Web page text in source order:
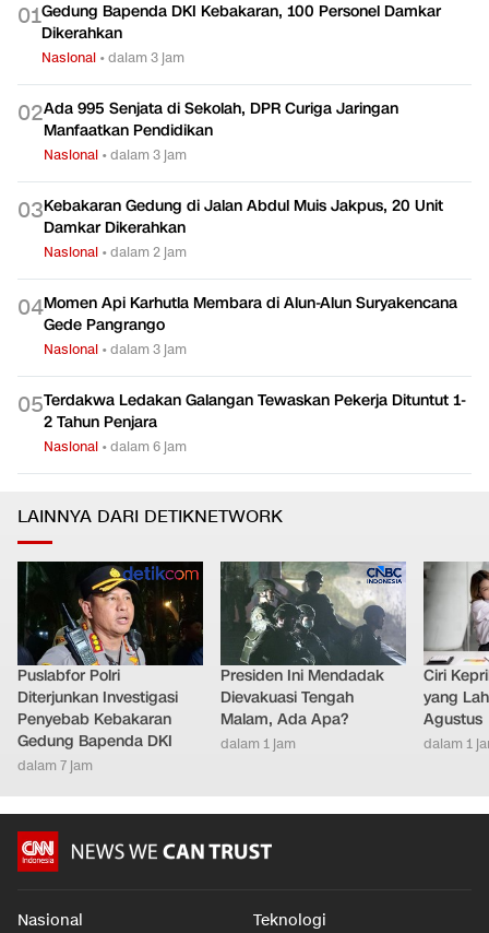
01Gedung Bapenda DKI Kebakaran, 100 Personel Damkar
Dikerahkan
Nasional •dalam 3 jam
02Ada 995 Senjata di Sekolah, DPR Curiga Jaringan
Manfaatkan Pendidikan
Nasional •dalam 3 jam
03Kebakaran Gedung di Jalan Abdul Muis Jakpus, 20 Unit
Damkar Dikerahkan
Nasional •dalam 2 jam
04Momen Api Karhutla Membara di Alun-Alun Suryakencana
Gede Pangrango
Nasional •dalam 3 jam
05Terdakwa Ledakan Galangan Tewaskan Pekerja Dituntut 1-
2 Tahun Penjara
Nasional •dalam 6 jam
LAINNYA DARI DETIKNETWORK
Puslabfor Polri
Diterjunkan Investigasi
Penyebab Kebakaran
Gedung Bapenda DKI
dalam 7 jam
Presiden Ini Mendadak
Dievakuasi Tengah
Malam, Ada Apa?
dalam 1 jam
Ciri
yang
Agustus
dalam 1
Nasional Teknologi